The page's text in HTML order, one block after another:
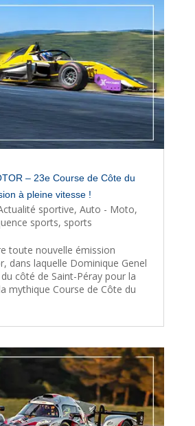
– 23e Course de Côte du
à pleine vitesse !
sportive, Auto - Moto,
sports, sports
toute nouvelle émission
dans laquelle Dominique Genel
côté de Saint-Péray pour la
mythique Course de Côte du